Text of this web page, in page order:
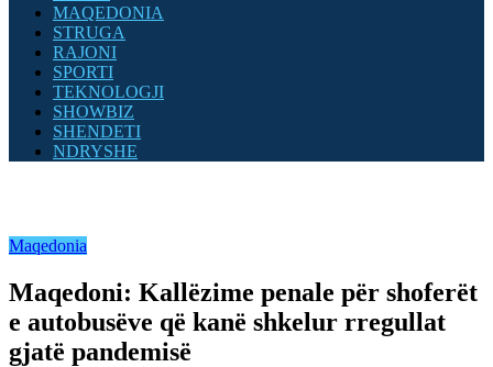
MAQEDONIA
STRUGA
RAJONI
SPORTI
TEKNOLOGJI
SHOWBIZ
SHENDETI
NDRYSHE
Maqedonia
Maqedoni: Kallëzime penale për shoferët
e autobusëve që kanë shkelur rregullat
gjatë pandemisë